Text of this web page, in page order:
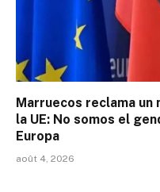
Marruecos reclama
la UE: No somos el
Europa
août 4, 2026